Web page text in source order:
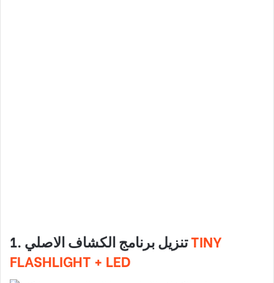
1. تنزيل برنامج الكشاف الاصليTINY
FLASHLIGHT + LED